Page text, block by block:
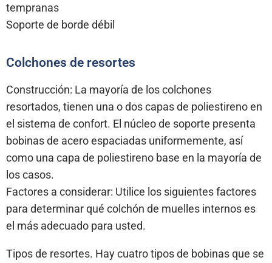
tempranas
Soporte de borde débil
Colchones de resortes
Construcción: La mayoría de los colchones
resortados, tienen una o dos capas de poliestireno en
el sistema de confort. El núcleo de soporte presenta
bobinas de acero espaciadas uniformemente, así
como una capa de poliestireno base en la mayoría de
los casos.
Factores a considerar: Utilice los siguientes factores
para determinar qué colchón de muelles internos es
el más adecuado para usted.
Tipos de resortes. Hay cuatro tipos de bobinas que se